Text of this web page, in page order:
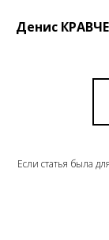
Денис
Если статья была